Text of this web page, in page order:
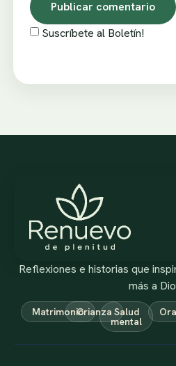
Suscríbete al Boletín!
Reflexiones e historias que
más a
MatrimonioCrianza Salud
mental